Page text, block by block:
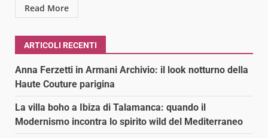
Read More
ARTICOLI RECENTI
Anna Ferzetti in Armani Archivio: il look notturno della
Haute Couture parigina
La villa boho a Ibiza di Talamanca: quando il
Modernismo incontra lo spirito wild del Mediterraneo